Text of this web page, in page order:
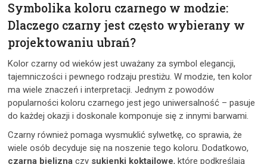
Symbolika koloru czarnego w modzie:
Dlaczego czarny jest często wybierany w
projektowaniu ubrań?
Kolor czarny od wieków jest uważany za symbol elegancji,
tajemniczości i pewnego rodzaju prestiżu. W modzie, ten kolor
ma wiele znaczeń i interpretacji. Jednym z powodów
popularności koloru czarnego jest jego uniwersalność – pasuje
do każdej okazji i doskonale komponuje się z innymi barwami.
Czarny również pomaga wysmuklić sylwetkę, co sprawia, że
wiele osób decyduje się na noszenie tego koloru. Dodatkowo,
czarna bielizna czy sukienki koktajlowe, które podkreślają